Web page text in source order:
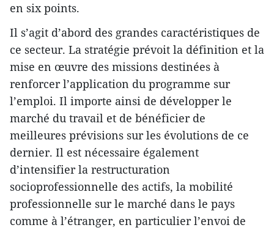
en six points.
Il s’agit d’abord des grandes caractéristiques de
ce secteur. La stratégie prévoit la définition et la
mise en œuvre des missions destinées à
renforcer l’application du programme sur
l’emploi. Il importe ainsi de développer le
marché du travail et de bénéficier de
meilleures prévisions sur les évolutions de ce
dernier. Il est nécessaire également
d’intensifier la restructuration
socioprofessionnelle des actifs, la mobilité
professionnelle sur le marché dans le pays
comme à l’étranger, en particulier l’envoi de